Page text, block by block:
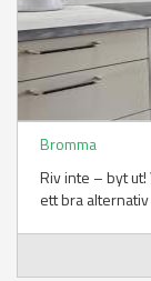
Bromma
Riv inte – byt
ett bra